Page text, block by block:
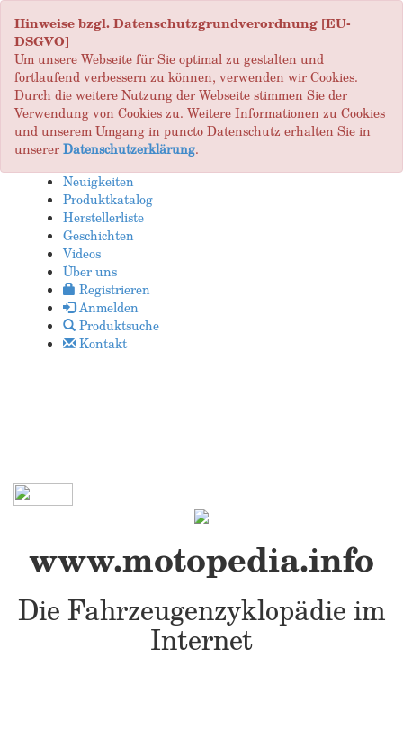
Hinweise bzgl. Datenschutzgrundverordnung [EU-
DSGVO]
Um unsere Webseite für Sie optimal zu gestalten und
fortlaufend verbessern zu können, verwenden wir Cookies.
Durch die weitere Nutzung der Webseite stimmen Sie der
Verwendung von Cookies zu. Weitere Informationen zu Cookies
und unserem Umgang in puncto Datenschutz erhalten Sie in
unsererDatenschutzerklärung.
Neuigkeiten
Produktkatalog
Herstellerliste
Geschichten
Videos
Über uns
Registrieren
Anmelden
Produktsuche
Kontakt
www.motopedia.info
Die Fahrzeugenzyklopädie im
Internet